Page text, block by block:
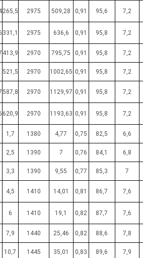
265,5 2975 509,28 0,91 95,6 7,2
331,1 2975 636,6 0,91 95,8 7,2
413,9 2970 795,75 0,91 95,8 7,2
521,5 2970 1002,65 0,91 95,8
7,2
587,8 2970 1129,97 0,91 95,8 7,2
620,9 2970 1193,63 0,91 95,8 7,2
1,7 1380 4,77 0,75 82,5 6,6
2,5 1390 7 0,76 84,1 6,8
3,3 1390 9,55 0,77 85,3
7
4,5 1410 14,01 0,81 86,7 7,6
6 1410 19,1 0,82 87,7 7,6
7,9 1440 25,46 0,82 88,6 7,8
10,7 1445 35,01 0,83 89,6 7,9